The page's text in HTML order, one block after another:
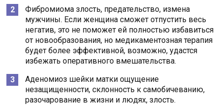
Фибромиома злость, предательство, измена
мужчины. Если женщина сможет отпустить весь
негатив, это не поможет ей полностью избавиться
от новообразования, но медикаментозная терапия
будет более эффективной, возможно, удастся
избежать оперативного вмешательства.
Аденомиоз шейки матки ощущение
незащищенности, склонность к самобичеванию,
разочарование в жизни и людях, злость.